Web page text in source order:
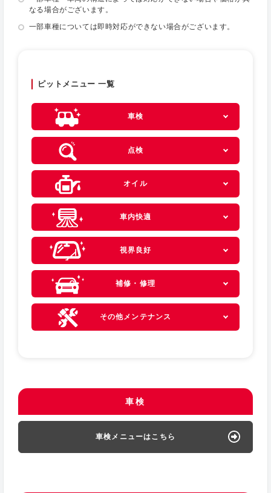
なる場合がございます。
一部車種については即時対応ができない場合がございます。
ピットメニュー 一覧
車検
点検
オイル
車内快適
視界良好
補修・修理
その他メンテナンス
車検
車検メニューはこちら